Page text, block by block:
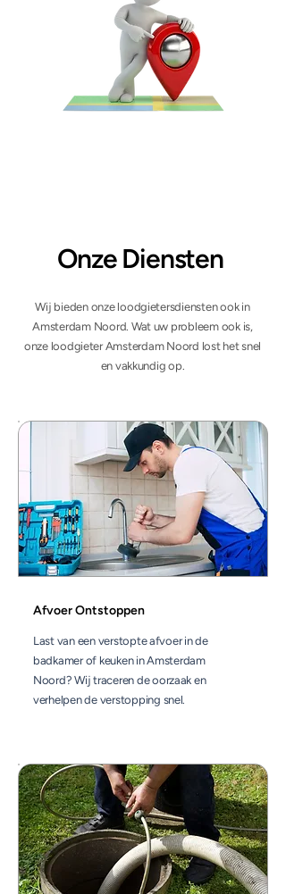
Onze Diensten
Wij bieden onze loodgietersdiensten ook in
Amsterdam Noord. Wat uw probleem ook is,
onze loodgieter Amsterdam Noord lost het snel
en vakkundig op.
Afvoer Ontstoppen
Last van een verstopte afvoer in de
badkamer of keuken in Amsterdam
Noord? Wij traceren de oorzaak en
verhelpen de verstopping snel.